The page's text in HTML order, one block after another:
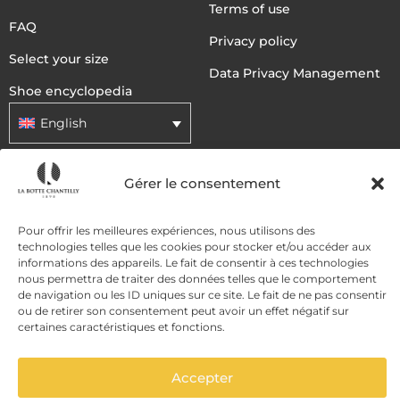
Gérer le consentement
Pour offrir les meilleures expériences, nous utilisons des
technologies telles que les cookies pour stocker et/ou accéder aux
informations des appareils. Le fait de consentir à ces technologies
nous permettra de traiter des données telles que le comportement
de navigation ou les ID uniques sur ce site. Le fait de ne pas consentir
ou de retirer son consentement peut avoir un effet négatif sur
certaines caractéristiques et fonctions.
Accepter
ADD TO CART
FAQ
Select your size
Shoe encyclopedia
English
Terms of use
Privacy policy
Data Privacy Management
DELIVERY METHODS
PAYMENT METHODS